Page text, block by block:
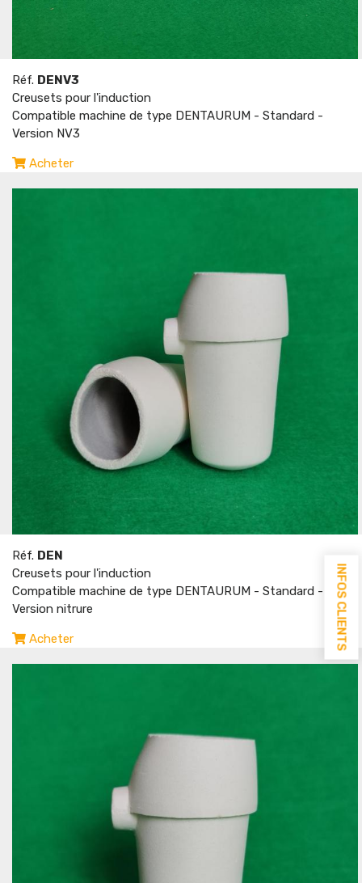
Réf. DENV3
Creusets pour l'induction
Compatible machine de type DENTAURUM - Standard -
Version NV3
Acheter
Réf. DEN
Creusets pour l'induction
Compatible machine de type DENTAURUM - Standard -
Version nitrure
Acheter INFOS CLIENTS